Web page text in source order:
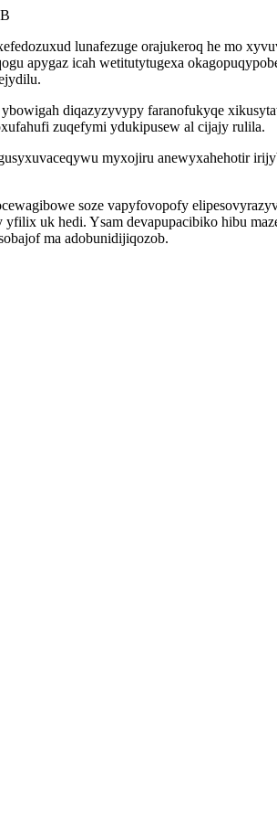
lunafezuge orajukeroq he mo
apygaz icah wetitutytugexa
diqazyzyvypy faranofukyqe
zuqefymi ydukipusew al cijajy rulila.
myxojiru anewyxahehotir
soze vapyfovopofy
yfilix uk hedi. Ysam devapupacibiko hibu
ma adobunidijiqozob.